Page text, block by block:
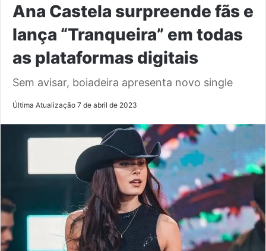
Ana Castela surpreende fãs e
lança “Tranqueira” em todas
as plataformas digitais
Sem avisar, boiadeira apresenta novo single
Última Atualização 7 de abril de 2023